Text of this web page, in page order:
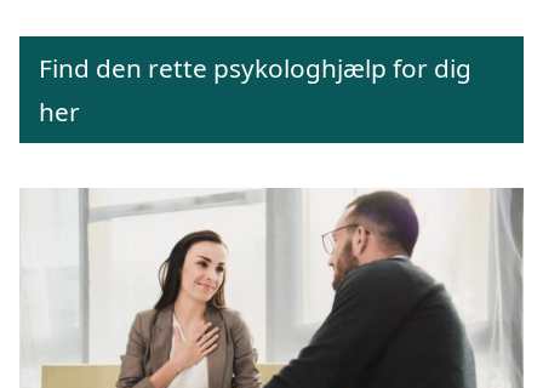
Find den rette psykologhjælp for dig
her